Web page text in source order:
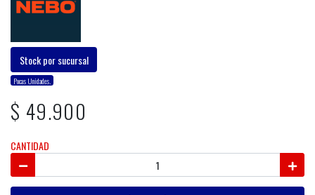
Stock por sucursal
Pocas Unidades.
$ 49.900
CANTIDAD